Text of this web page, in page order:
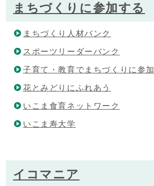
まちづくりに参加する
まちづくり人材バンク
スポーツリーダーバンク
子育て・教育でまちづくりに参加
花とみどりにふれあう
いこま食育ネットワーク
いこま寿大学
イコマニア